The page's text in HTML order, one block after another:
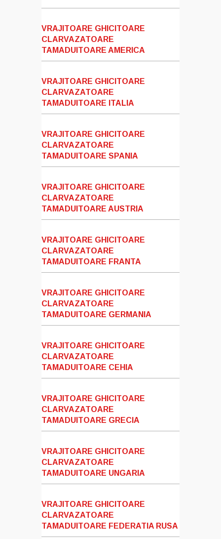
VRAJITOARE GHICITOARE
CLARVAZATOARE
TAMADUITOARE AMERICA
VRAJITOARE GHICITOARE
CLARVAZATOARE
TAMADUITOARE ITALIA
VRAJITOARE GHICITOARE
CLARVAZATOARE
TAMADUITOARE SPANIA
VRAJITOARE GHICITOARE
CLARVAZATOARE
TAMADUITOARE AUSTRIA
VRAJITOARE GHICITOARE
CLARVAZATOARE
TAMADUITOARE FRANTA
VRAJITOARE GHICITOARE
CLARVAZATOARE
TAMADUITOARE GERMANIA
VRAJITOARE GHICITOARE
CLARVAZATOARE
TAMADUITOARE CEHIA
VRAJITOARE GHICITOARE
CLARVAZATOARE
TAMADUITOARE GRECIA
VRAJITOARE GHICITOARE
CLARVAZATOARE
TAMADUITOARE UNGARIA
VRAJITOARE GHICITOARE
CLARVAZATOARE
TAMADUITOARE FEDERATIA RUSA